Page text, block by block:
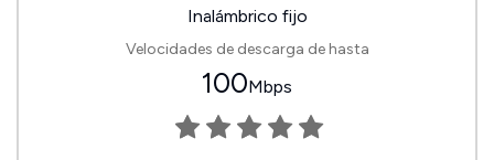
Inalámbrico fijo
Velocidades de descarga de hasta
100Mbps